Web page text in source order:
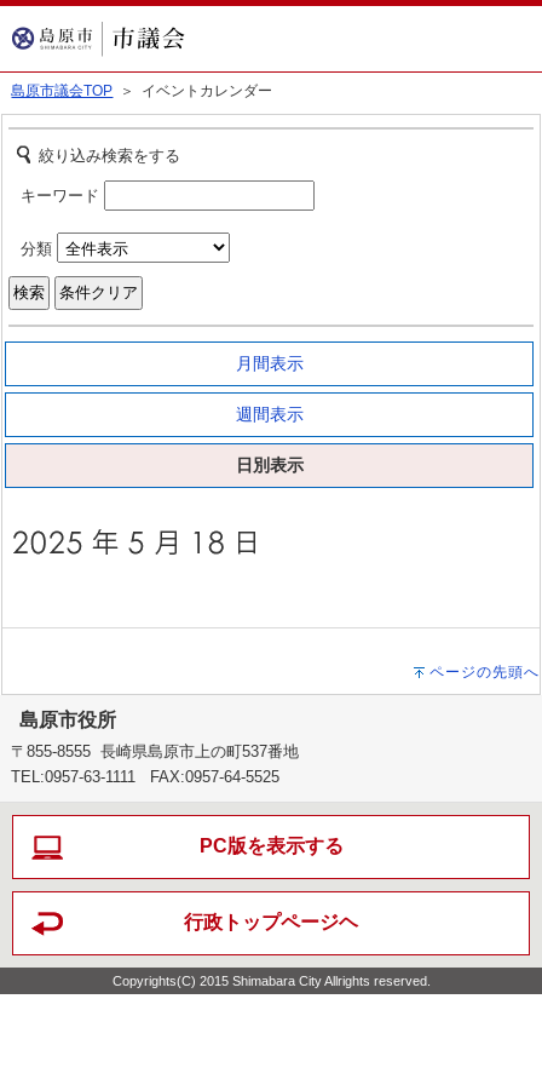
島原市議会TOP ＞ イベントカレンダー
絞り込み検索をする
キーワード
分類
月間表示
週間表示
日別表示
ページの先頭へ
島原市役所
〒855-8555 長崎県島原市上の町537番地
TEL:0957-63-1111 FAX:0957-64-5525
PC版を表示する
行政トップページヘ
Copyrights(C) 2015 Shimabara City Allrights reserved.